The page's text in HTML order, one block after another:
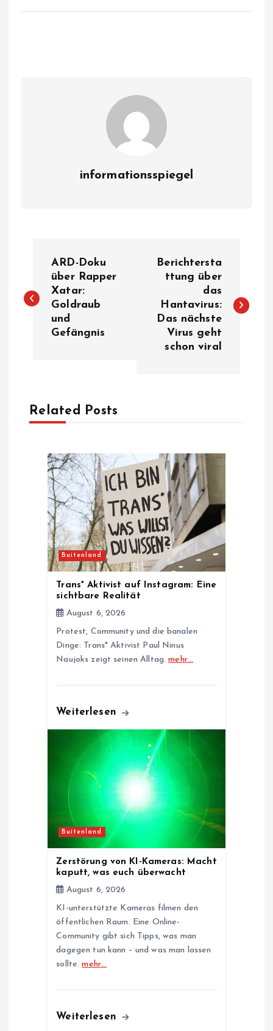
informationsspiegel
s
a
v
ARD-Doku
über Rapper
Xatar:
Goldraub
und
Gefängnis
Berichtersta
ttung über
das
Hantavirus:
Das nächste
Virus geht
schon viral
Related Posts
Buitenland
Trans* Aktivist auf Instagram: Eine
sichtbare Realität
August 6, 2026
Protest, Community und die banalen
Dinge: Trans* Aktivist Paul Ninus
Naujoks zeigt seinen Alltag.mehr…
Weiterlesen
Buitenland
Zerstörung von KI-Kameras: Macht
kaputt, was euch überwacht
August 6, 2026
KI-unterstützte Kameras filmen den
öffentlichen Raum. Eine Online-
Community gibt sich Tipps, was man
dagegen tun kann – und was man lassen
sollte.mehr…
Weiterlesen